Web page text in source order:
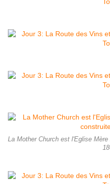
La Mother Church est l'Eglise